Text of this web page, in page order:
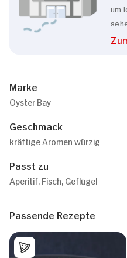
um
Marke
Oyster Bay
Geschmack
kräftige Aromen würzig
Passt zu
Aperitif, Fisch, Geflügel
Passende Rezepte